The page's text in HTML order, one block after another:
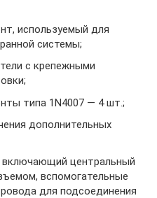
используемый для
системы;
с крепежными
типа 1N4007 — 4 шт.;
дополнительных
включающий центральный
вспомогательные
для подсоединения